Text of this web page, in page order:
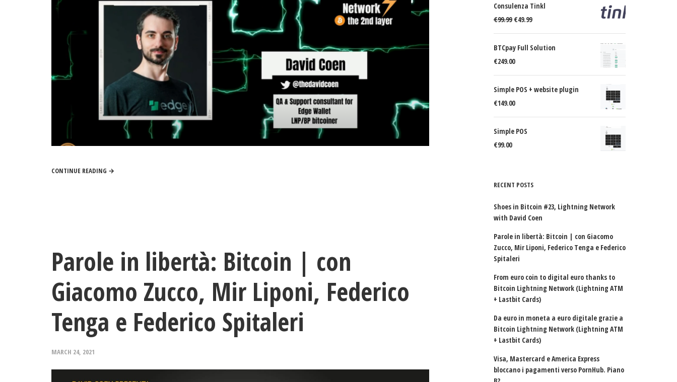
CONTINUE READING →
Parole in libertà: Bitcoin | con
Giacomo Zucco, Mir Liponi, Federico
Tenga e Federico Spitaleri
MARCH 24, 2021
Consulenza Tinkl
€99.99 Original
€99.99.
€49.99Current
€49.99.
BTCpay Full Solution
€249.00
Simple POS + website plugin
€149.00
Simple POS
€99.00
RECENT POSTS
Shoes in Bitcoin #23, Lightning Network
with David Coen
Parole in libertà: Bitcoin | con Giacomo
Zucco, Mir Liponi, Federico Tenga e Federico
Spitaleri
From euro coin to digital euro thanks to
Bitcoin Lightning Network (Lightning ATM
+ Lastbit Cards)
Da euro in moneta a euro digitale grazie a
Bitcoin Lightning Network (Lightning ATM
+ Lastbit Cards)
Visa, Mastercard e America Express
bloccano i pagamenti verso PornHub. Piano